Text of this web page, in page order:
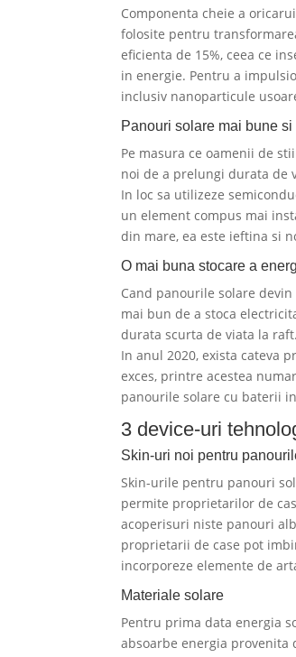
Componenta cheie a
folosite pentru
eficienta de 15%, ceea ce
in energie. Pentru a
inclusiv nanoparticule
Panouri solare mai bune
Pe masura ce oamenii de
noi de a prelungi durata de
In loc sa utilizeze
un element compus mai
din mare, ea este ieftina si
O mai buna stocare a
Cand panourile solare
mai bun de a stoca
durata scurta de viata la raft.
In anul 2020, exista cateva
exces, printre acestea
panourile solare cu baterii
3 device-uri
Skin-uri noi pentru
Skin-urile pentru panouri
permite proprietarilor de
acoperisuri niste panouri
proprietarii de case pot
incorporeze elemente de
Materiale solare
Pentru prima data energia
absoarbe energia